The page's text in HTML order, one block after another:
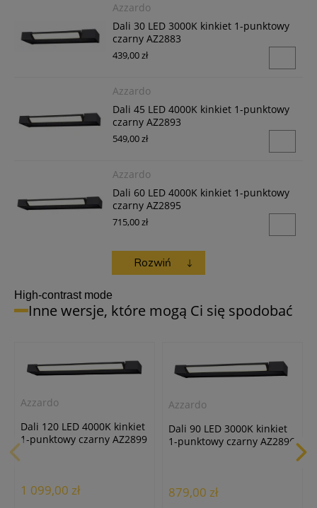
Azzardo
Dali 30 LED 3000K kinkiet 1-punktowy
czarny AZ2883
439,00 zł
Azzardo
Dali 45 LED 4000K kinkiet 1-punktowy
czarny AZ2893
549,00 zł
Azzardo
Dali 60 LED 4000K kinkiet 1-punktowy
czarny AZ2895
715,00 zł
Azzardo
Dali 60 LED 3000K kinkiet 1-punktowy
Azzardo
Dali 90 LED 3000K kinkiet 1-punktowy
Azzardo
Dali 120 LED 4000K kinkiet 1-punktowy
Azzardo
Dali 120 LED 3000K kinkiet 1-punktowy
Rozwiń
High-contrast mode
Inne wersje, które mogą Ci się spodobać
Azzardo
Dali 120 LED 4000K kinkiet
1-punktowy czarny AZ2899
1 099,00 zł
Azzardo
Dali 90 LED 3000K kinkiet
1-punktowy czarny AZ2896
879,00 zł